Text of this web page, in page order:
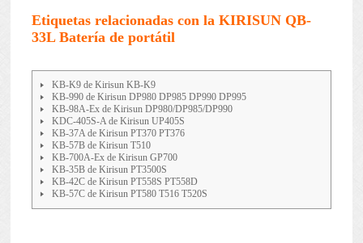
Etiquetas relacionadas con la KIRISUN QB-
33L Batería de portátil
KB-K9 de Kirisun KB-K9
KB-990 de Kirisun DP980 DP985 DP990 DP995
KB-98A-Ex de Kirisun DP980/DP985/DP990
KDC-405S-A de Kirisun UP405S
KB-37A de Kirisun PT370 PT376
KB-57B de Kirisun T510
KB-700A-Ex de Kirisun GP700
KB-35B de Kirisun PT3500S
KB-42C de Kirisun PT558S PT558D
KB-57C de Kirisun PT580 T516 T520S